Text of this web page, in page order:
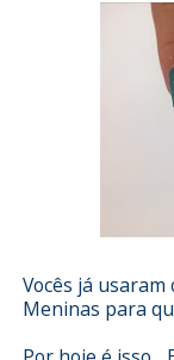
Vocês já usaram
Meninas para